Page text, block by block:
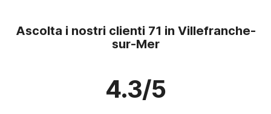
Ascolta i nostri clienti 71 in Villefranche-
sur-Mer
4.3/5